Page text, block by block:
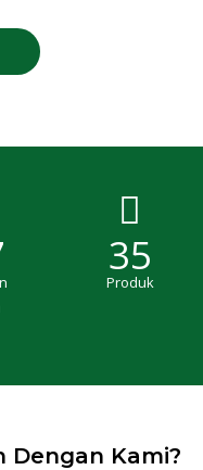
35
Produk
Dengan Kami?